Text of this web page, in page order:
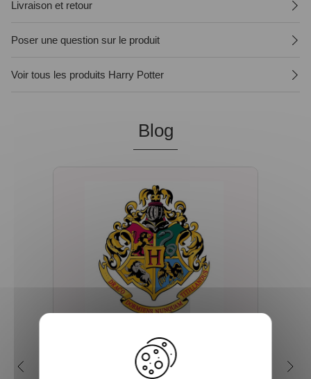
Livraison et retour
Poser une question sur le produit
Voir tous les produits Harry Potter
Blog
Quelles sont les 4 maisons
dans la saga Harry Potter ?